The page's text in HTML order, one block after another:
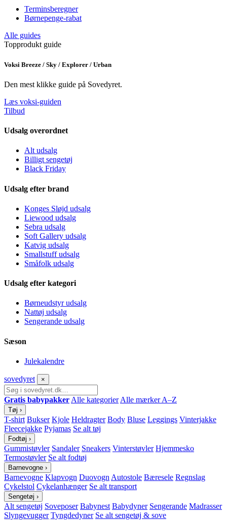
Terminsberegner
Børnepenge-rabat
Alle guides
Topprodukt guide
Voksi Breeze / Sky / Explorer / Urban
Den mest klikke guide på Sovedyret.
Læs voksi-guiden
Tilbud
Udsalg overordnet
Alt udsalg
Billigt sengetøj
Black Friday
Udsalg efter brand
Konges Sløjd udsalg
Liewood udsalg
Sebra udsalg
Soft Gallery udsalg
Katvig udsalg
Smallstuff udsalg
Småfolk udsalg
Udsalg efter kategori
Børneudstyr udsalg
Nattøj udsalg
Sengerande udsalg
Sæson
Julekalendre
sovedyret ×
Gratis babypakker Alle kategorier Alle mærker A–Z
Tøj ›
T-shirt Bukser Kjole Heldragter Body Bluse Leggings Vinterjakke
Fleecejakke Pyjamas Se alt tøj
Fodtøj ›
Gummistøvler Sandaler Sneakers Vinterstøvler Hjemmesko
Termostøvler Se alt fodtøj
Barnevogne ›
Barnevogne Klapvogn Duovogn Autostole Bæresele Regnslag
Cykelstol Cykelanhænger Se alt transport
Sengetøj ›
Alt sengetøj Soveposer Babynest Babydyner Sengerande Madrasser
Slyngevugger Tyngdedyner Se alt sengetøj & sove